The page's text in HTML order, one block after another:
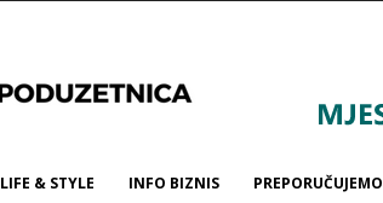
LIFE & STYLE INFO BIZNIS PREPORUČUJEMO